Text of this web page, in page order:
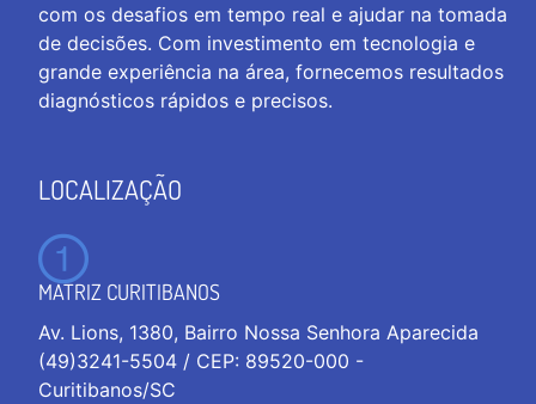
com os desafios em tempo real e ajudar na tomada
de decisões. Com investimento em tecnologia e
grande experiência na área, fornecemos resultados
diagnósticos rápidos e precisos.
LOCALIZAÇÃO
MATRIZ CURITIBANOS
Av. Lions, 1380, Bairro Nossa Senhora Aparecida
(49)3241-5504 / CEP: 89520-000 -
Curitibanos/SC